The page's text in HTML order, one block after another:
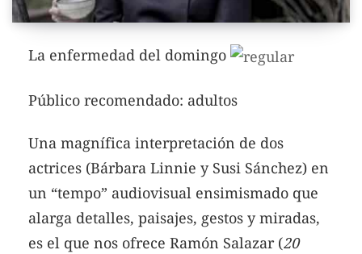
La enfermedad del domingo
Público recomendado: adultos
Una magnífica interpretación de dos
actrices (Bárbara Linnie y Susi Sánchez) en
un “tempo” audiovisual ensimismado que
alarga detalles, paisajes, gestos y miradas,
es el que nos ofrece Ramón Salazar (20